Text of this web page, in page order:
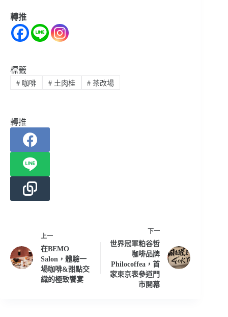
轉推
標籤
#咖啡 #土肉桂 # 茶改場
轉推
上一
在BEMO
Salon，體驗一
場咖啡&甜點交
織的極致饗宴
下一
世界冠軍粕谷哲
咖啡品牌
Philocoffea，首
家東京表參道門
市開幕